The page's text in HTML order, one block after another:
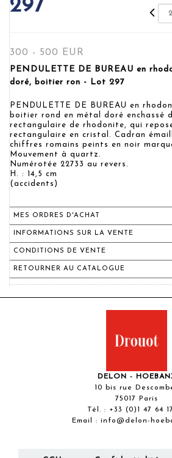
297
300 - 500 EUR
PENDULETTE DE BUREAU en
doré, boitier ron - Lot 297
PENDULETTE DE BUREAU en
boitier rond en métal doré enchassé
rectangulaire de rhodonite, qui
rectangulaire en cristal. Cadran
chiffres romains peints en noir
Mouvement à quartz.
Numérotée 22733 au revers.
H. : 14,5 cm
(accidents)
MES ORDRES D'ACHAT
INFORMATIONS SUR LA VENTE
CONDITIONS DE VENTE
RETOURNER AU CATALOGUE
DELON -
10 bis rue
75017 Paris
Tél. : +33 (0)1 47 64
Email : info@delon-